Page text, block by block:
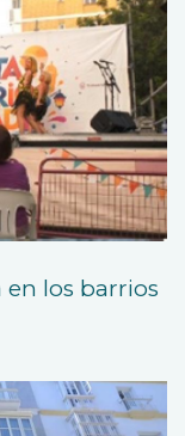
en los barrios